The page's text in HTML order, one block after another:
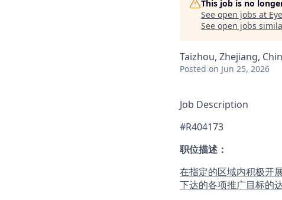
This job is no
See open jobs at
See open jobs
Taizhou, Zhejiang,
Posted on Jun 25, 2026
Job Description
#R404173
职位描述：
在指定的区域内积极开
下达的各项推广目标的